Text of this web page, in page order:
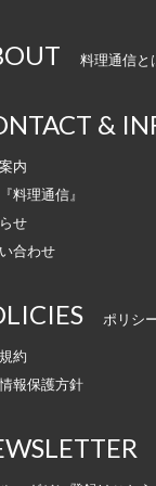
料理通信と
&
内
料理通信』
せ
合わせ
ポリシ
約
報保護方針